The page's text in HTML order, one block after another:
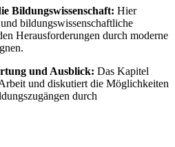
Bildungswissenschaft: Hier
bildungswissenschaftliche
Herausforderungen durch moderne
und Ausblick: Das Kapitel
und diskutiert die Möglichkeiten
durch